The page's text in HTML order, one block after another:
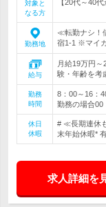
対象と
なる方
【20代～40
勤務地
≪転勤ナシ！
宿1-1 ※マイ
給与
月給19万円
験・年齢を考
勤務
時間
8：00～16：
勤務の場合00
休日
休暇
# ≪長期連休
末年始休暇*
求人詳細を